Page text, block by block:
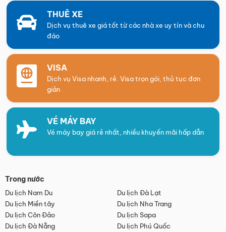
THUÊ XE
Dịch vụ thuê xe giá tốt từ các nhà xe uy tín và chu
đáo
VISA
Dịch vụ Visa nhanh, rẻ. Visa trọn gói, thủ tục đơn
giản
VÉ MÁY BAY
Vé máy bay giá rẻ nhất, nhiều khuyến mãi hấp dẫn
Trong nước
Du lịch Nam Du
Du lịch Đà Lạt
Du lịch Miền tây
Du lịch Nha Trang
Du lịch Côn Đảo
Du lịch Sapa
Du lịch Đà Nẵng
Du lịch Phú Quốc